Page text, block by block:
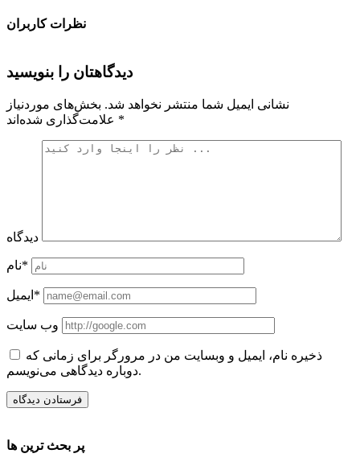
نظرات کاربران
دیدگاهتان را بنویسید
نشانی ایمیل شما منتشر نخواهد شد. بخش‌های موردنیاز
*
دیدگاه
نام*
ایمیل*
وب سایت
ذخیره نام، ایمیل و وبسایت من در مرورگر برای زمانی که
دوباره دیدگاهی می‌نویسم.
پر بحث ترین ها